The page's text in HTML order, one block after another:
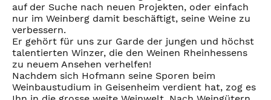
auf der Suche nach neuen Projekten, oder einfach
nur im Weinberg damit beschäftigt, seine Weine zu
verbessern.
Er gehört für uns zur Garde der jungen und höchst
talentierten Winzer, die den Weinen Rheinhessens
zu neuem Ansehen verhelfen!
Nachdem sich Hofmann seine Sporen beim
Weinbaustudium in Geisenheim verdient hat, zog es